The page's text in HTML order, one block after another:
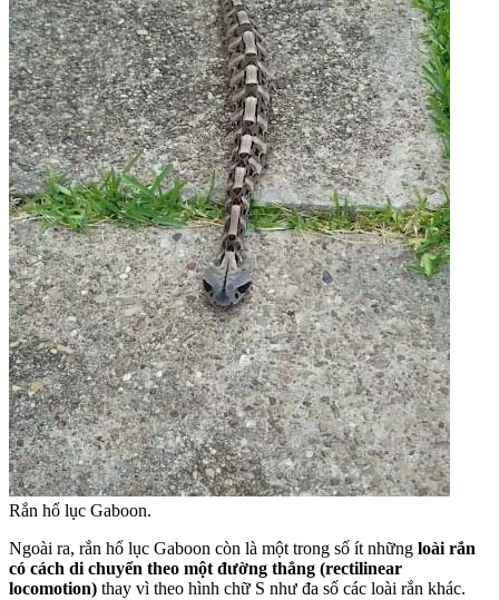
Rắn hổ lục Gaboon.
Ngoài ra, rắn hổ lục Gaboon còn là một trong số ít những loài rắn
có cách di chuyển theo một đường thẳng (rectilinear
locomotion) thay vì theo hình chữ S như đa số các loài rắn khác.